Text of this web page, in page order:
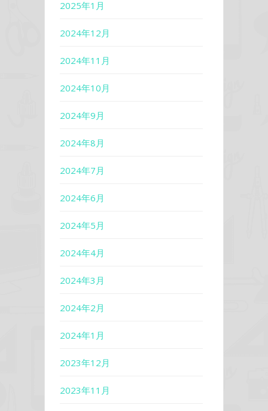
2025年1月
2024年12月
2024年11月
2024年10月
2024年9月
2024年8月
2024年7月
2024年6月
2024年5月
2024年4月
2024年3月
2024年2月
2024年1月
2023年12月
2023年11月